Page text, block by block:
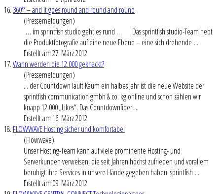
16. 360° – and it goes round and round and round
(Pressemeldungen)
… im sprintfish studio geht es rund … Das sprintfish studio-Team hebt
die Produktfotografie auf eine neue Ebene – eine sich drehende ...
Erstellt am 27. März 2012
17.Wann werden die 12.000 geknackt?
(Pressemeldungen)
... der Countdown läuft Kaum ein halbes Jahr ist die neue Website der
sprintfish communication gmbh & co. kg online und schon zählen wir
knapp 12.000 „Likes“. Das Countdownfiber ...
Erstellt am 16. März 2012
18. FLOWWAVE Hosting sicher und komfortabel
(Flowwave)
Unser Hosting-Team kann auf viele prominente Hosting- und
Serverkunden verweisen, die seit Jahren höchst zufrieden und vorallem
beruhigt ihre Services in unsere Hände gegeben haben. sprintfish ...
Erstellt am 09. März 2012